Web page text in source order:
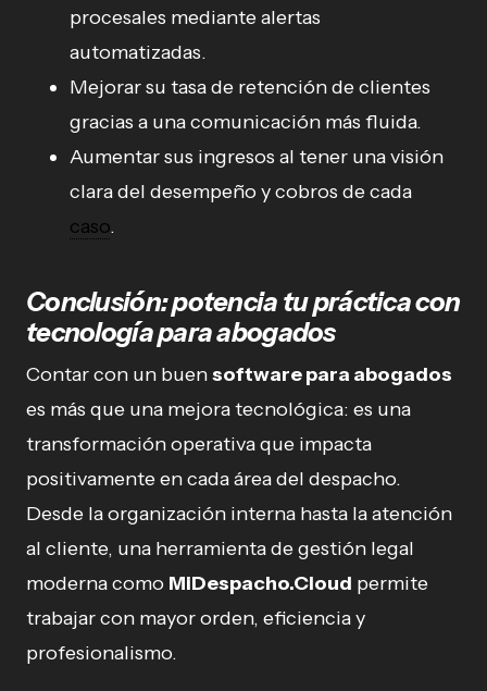
procesales mediante alertas
automatizadas.
Mejorar su tasa de retención de clientes
gracias a una comunicación más fluida.
Aumentar sus ingresos al tener una visión
clara del desempeño y cobros de cada
caso.
Conclusión: potencia tu práctica con
tecnología para abogados
Contar con un buensoftware para abogados
es más que una mejora tecnológica: es una
transformación operativa que impacta
positivamente en cada área del despacho.
Desde la organización interna hasta la atención
al cliente, una herramienta de gestión legal
moderna como MiDespacho.Cloud permite
trabajar con mayor orden, eficiencia y
profesionalismo.